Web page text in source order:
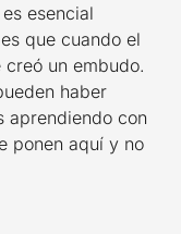
esencial
que cuando el
un embudo.
haber
aprendiendo con
ponen aquí y no